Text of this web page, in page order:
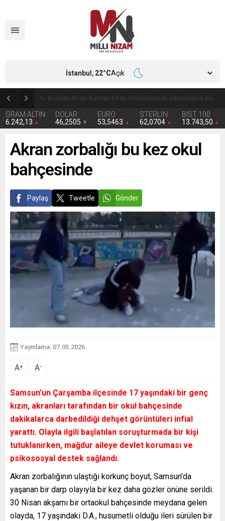
GRAM ALTIN
6.242,13
DOLAR
46,2505
EURO
53,5463
STERLİN
62,0704
BIST 100
13.743,50
İstanbul, 22°CAçık
Akran zorbalığı bu kez okul
bahçesinde
Paylaş Tweetle Gönder
Yayınlama: 07.05.2026
A+ A-
Samsun’un Çarşamba ilçesinde 17 yaşındaki bir genç
kızın, akranları tarafından bir okul bahçesinde
dakikalarca darbedildiği dehşet görüntüleri infial
yarattı. Olayla ilgili başlatılan soruşturmada bir kişi
tutuklanırken, mağdur aileye devlet koruması ve
psikososyal destek sağlandı.
Akran zorbalığının ulaştığı korkunç boyut, Samsun’da
yaşanan bir darp olayıyla bir kez daha gözler önüne serildi.
30 Nisan akşamı bir ortaokul bahçesinde meydana gelen
olayda, 17 yaşındaki D.A., husumetli olduğu ileri sürülen bir